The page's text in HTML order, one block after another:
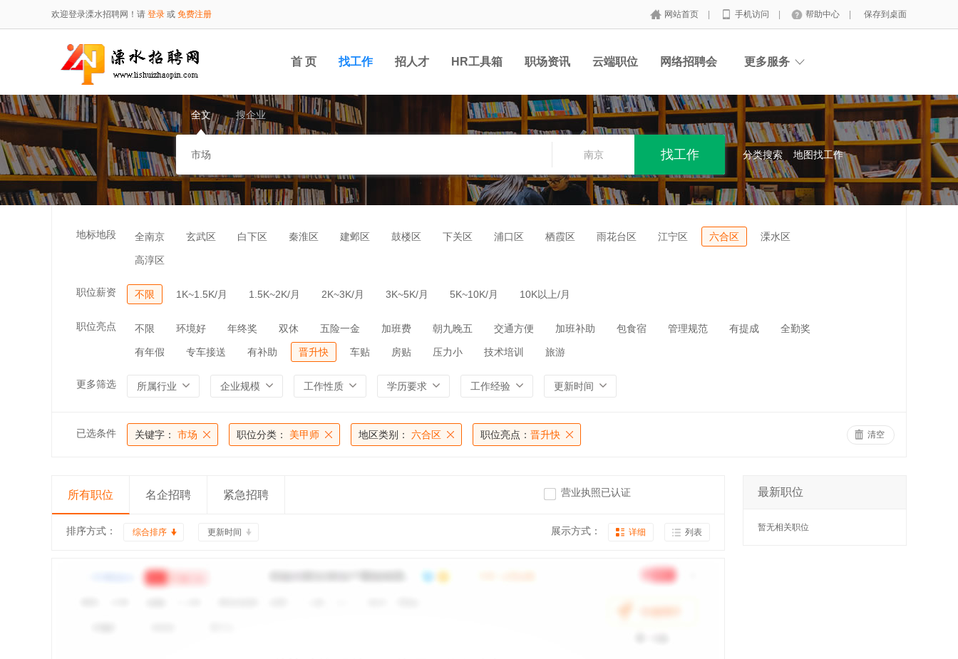
欢迎登录溧水招聘网！请 登录 或 免费注册 网站首页 手机访问 帮助中心 保存到桌面
首 页 找工作 招人才 HR工具箱 职场资讯 云端职位 网络招聘会 更多服务
全文 搜企业
南京 分类搜索 地图找工作
地标地段 全南京 玄武区 白下区 秦淮区 建邺区 鼓楼区 下关区 浦口区 栖霞区 雨花台区 江宁区 六合区 溧水区
高淳区
职位薪资 不限 1K~1.5K/月 1.5K~2K/月 2K~3K/月 3K~5K/月 5K~10K/月 10K以上/月
职位亮点 不限 环境好 年终奖 双休 五险一金 加班费 朝九晚五 交通方便 加班补助 包食宿 管理规范 有提成 全勤奖
有年假 专车接送 有补助 晋升快 车贴 房贴 压力小 技术培训 旅游
更多筛选 所属行业 企业规模 工作性质 学历要求 工作经验 更新时间
已选条件 关键字： 市场 职位分类： 美甲师 地区类别： 六合区 职位亮点： 晋升快 清空
所有职位 名企招聘 紧急招聘 营业执照已认证
排序方式： 综合排序 更新时间 展示方式： 详细 列表
最新职位
暂无相关职位